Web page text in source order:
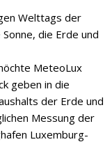
Welttags der
die Erde und
MeteoLux
geben in die
der Erde und
Messung der
Luxemburg-